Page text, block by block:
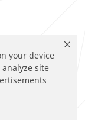
your device
site